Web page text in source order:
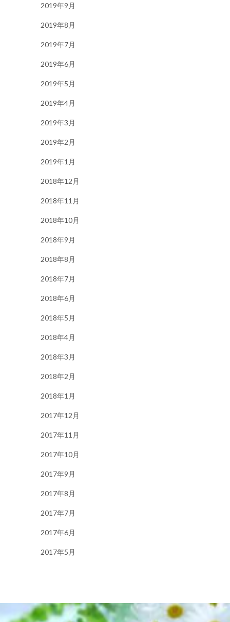
2019年9月
2019年8月
2019年7月
2019年6月
2019年5月
2019年4月
2019年3月
2019年2月
2019年1月
2018年12月
2018年11月
2018年10月
2018年9月
2018年8月
2018年7月
2018年6月
2018年5月
2018年4月
2018年3月
2018年2月
2018年1月
2017年12月
2017年11月
2017年10月
2017年9月
2017年8月
2017年7月
2017年6月
2017年5月